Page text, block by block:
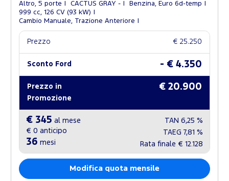
Altro, 5 porte CACTUS GRAY -
Benzina, Euro 6d-temp
999 cc, 126 CV (93 kW)
Cambio Manuale, Trazione Anteriore
Prezzo € 25.250
Sconto Ford - € 4.350
Prezzo in
Promozione
€ 20.900
€ 345 al mese
€ 0 anticipo
36 mesi
TAN 6,25 %
TAEG 7,81 %
Rata finale € 12.128
Modifica quota mensile